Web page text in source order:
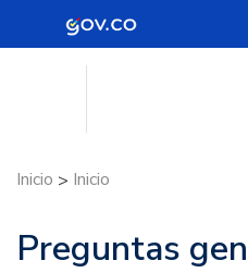
Logo Gobierno
Inicio > Inicio
Preguntas